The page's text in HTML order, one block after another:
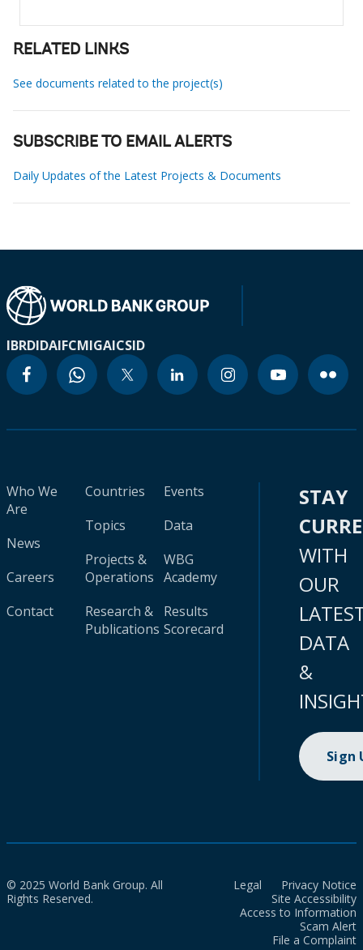
RELATED LINKS
See documents related to the project(s)
SUBSCRIBE TO EMAIL ALERTS
Daily Updates of the Latest Projects & Documents
IBRDIDAIFCMIGAICSID
Who We
Are
News
Careers
Contact
Countries
Topics
Projects &
Operations
Research &
Publications
Events
Data
WBG
Academy
Results
Scorecard
STAY
WITH
OUR
DATA
&
Sign
© 2025 World Bank Group. All
Rights Reserved.
Legal
Privacy Notice
Site Accessibility
Access to Information
Scam Alert
File a Complaint